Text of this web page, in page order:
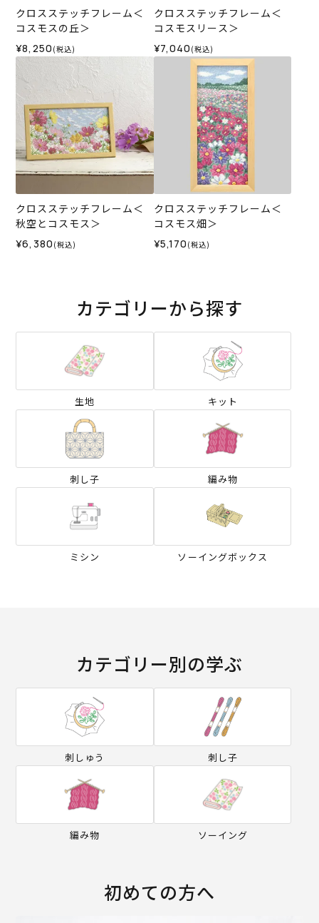
クロスステッチフレーム＜
コスモスの丘＞
¥8,250 (税込)
クロスステッチフレーム＜
コスモスリース＞
¥7,040 (税込)
クロスステッチフレーム＜
秋空とコスモス＞
¥6,380 (税込)
クロスステッチフレーム＜
コスモス畑＞
¥5,170 (税込)
カテゴリーから探す
生地 キット
刺し子 編み物
ミシン ソーイングボックス
カテゴリー別の学ぶ
刺しゅう 刺し子
編み物 ソーイング
初めての方へ